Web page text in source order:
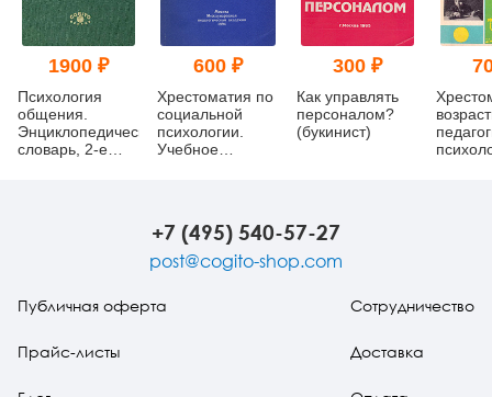
1900 ₽
Психология
общения.
Энциклопедический
словарь, 2-е
600 ₽
Хрестоматия по
социальной
психологии.
Учебное
300 ₽
Как управлять
персоналом?
(букинист)
+7 (495) 540-57-27
post@cogito-shop.com
Публичная оферта
Прайс-листы
Сотрудничество
Доставка